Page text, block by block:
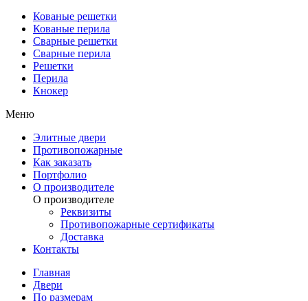
Кованые решетки
Кованые перила
Сварные решетки
Сварные перила
Решетки
Перила
Кнокер
Меню
Элитные двери
Противопожарные
Как заказать
Портфолио
О производителе
О производителе
Реквизиты
Противопожарные сертификаты
Доставка
Контакты
Главная
Двери
По размерам